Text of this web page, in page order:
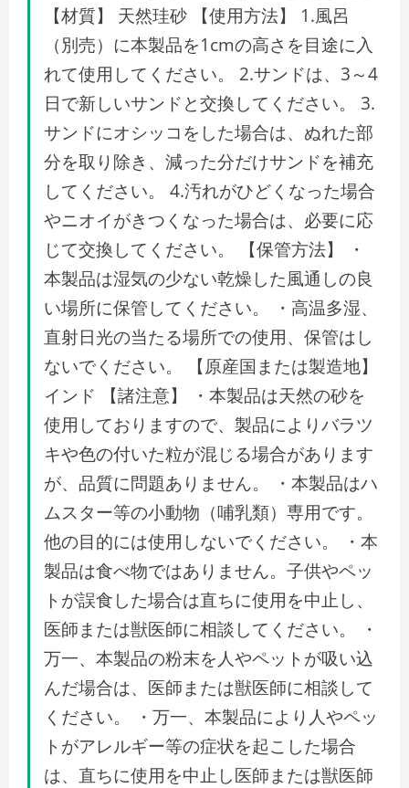
【材質】 天然珪砂 【使用方法】 1.風呂
（別売）に本製品を1cmの高さを目途に入
れて使用してください。 2.サンドは、3～4
日で新しいサンドと交換してください。 3.
サンドにオシッコをした場合は、ぬれた部
分を取り除き、減った分だけサンドを補充
してください。 4.汚れがひどくなった場合
やニオイがきつくなった場合は、必要に応
じて交換してください。 【保管方法】 ・
本製品は湿気の少ない乾燥した風通しの良
い場所に保管してください。 ・高温多湿、
直射日光の当たる場所での使用、保管はし
ないでください。 【原産国または製造地】
インド 【諸注意】 ・本製品は天然の砂を
使用しておりますので、製品によりバラツ
キや色の付いた粒が混じる場合があります
が、品質に問題ありません。 ・本製品はハ
ムスター等の小動物（哺乳類）専用です。
他の目的には使用しないでください。 ・本
製品は食べ物ではありません。子供やペッ
トが誤食した場合は直ちに使用を中止し、
医師または獣医師に相談してください。 ・
万一、本製品の粉末を人やペットが吸い込
んだ場合は、医師または獣医師に相談して
ください。 ・万一、本製品により人やペッ
トがアレルギー等の症状を起こした場合
は、直ちに使用を中止し医師または獣医師